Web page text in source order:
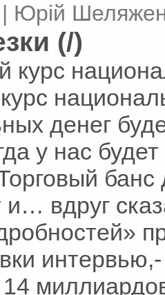
Юрій
(/)
курс
денег
у нас
вдруг